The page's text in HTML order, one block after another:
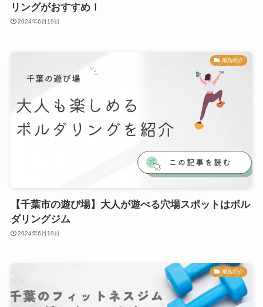
リングがおすすめ！
2024年6月19日
飛鳥紹介
【千葉市の遊び場】大人が遊べる穴場スポットはボル
ダリングジム
2024年6月19日
飛鳥紹介